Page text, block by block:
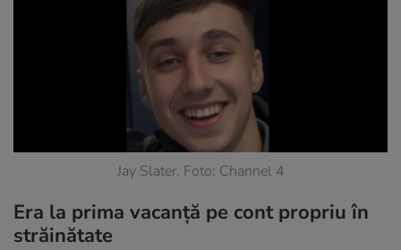
Jay Slater. Foto: Channel 4
Era la prima vacanță pe cont propriu în
străinătate